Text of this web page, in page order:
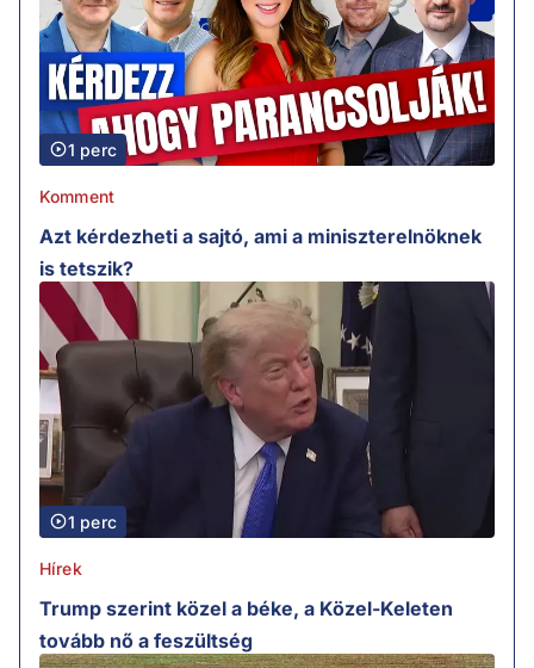
1 perc
Komment
Azt kérdezheti a sajtó, ami a miniszterelnöknek
is tetszik?
1 perc
Hírek
Trump szerint közel a béke, a Közel-Keleten
tovább nő a feszültség